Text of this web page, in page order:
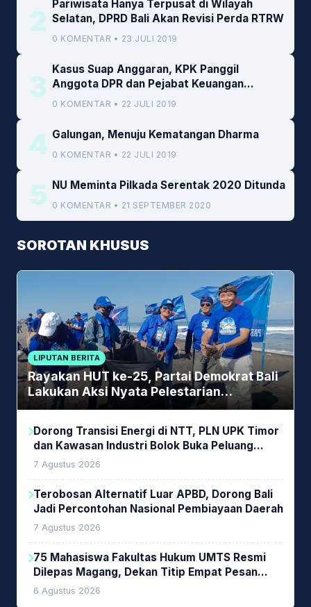
2
Pariwisata Hanya Terpusat di Wilayah
Selatan, DPRD Bali Akan Revisi Perda RTRW
0 KOMENTAR • 23 JULI 2019
3
Kasus Suap Anggaran, KPK Panggil
Anggota DPR dan Pejabat Keuangan
Kemenkeu
0 KOMENTAR • 22 JULI 2019
4 Galungan, Menuju Kematangan Dharma
0 KOMENTAR • 22 JULI 2019
5 NU Meminta Pilkada Serentak 2020 Ditunda
0 KOMENTAR • 21 SEPTEMBER 2020
SOROTAN KHUSUS
LIPUTAN BERITA
Rayakan HUT ke-25, Partai Demokrat Bali
Lakukan Aksi Nyata Pelestarian
Lingkungan
Dorong Transisi Energi di NTT, PLN UPK Timor
dan Kawasan Industri Bolok Buka Peluang
Investasi Woodchip untuk Cofiring PLTU Bolok
7 Agustus 2026
Terobosan Alternatif Luar APBD, Dorong Bali
Jadi Percontohan Nasional Pembiayaan Daerah
7 Agustus 2026
75 Mahasiswa Fakultas Hukum UMTS Resmi
Dilepas Magang, Dekan Titip Empat Pesan
Penting
6 Agustus 2026